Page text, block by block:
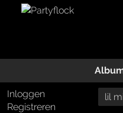
Inloggen
Registreren
lil